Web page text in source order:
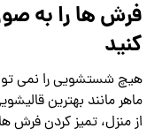
فرش ها را به
کنید
هیچ شستشویی را نمی
ماهر مانند بهترین
از منزل، تمیز کردن فرش